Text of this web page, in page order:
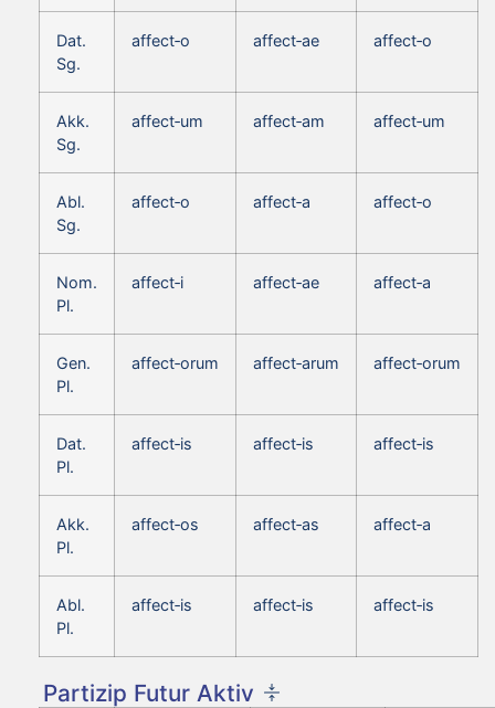
Dat.
Sg.
affect‑o affect‑ae affect‑o
Akk.
Sg.
affect‑um affect‑am affect‑um
Abl.
Sg.
affect‑o affect‑a affect‑o
Nom.
Pl.
affect‑i affect‑ae affect‑a
Gen.
Pl.
affect‑orum affect‑arum affect‑orum
Dat.
Pl.
affect‑is affect‑is affect‑is
Akk.
Pl.
affect‑os affect‑as affect‑a
Abl.
Pl.
affect‑is affect‑is affect‑is
Partizip Futur Aktiv